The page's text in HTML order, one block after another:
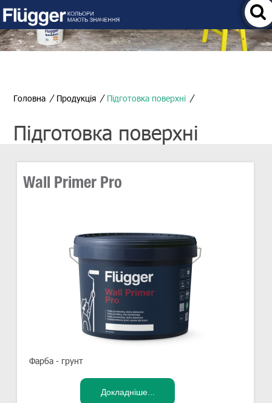
Головна Продукція Підготовка поверхні
Підготовка поверхні
Wall Primer Pro
Фарба - грунт